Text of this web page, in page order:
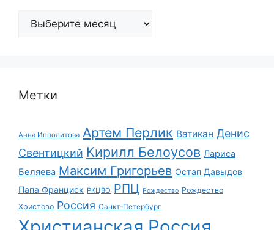
Архивы
Метки
Анна Ипполитова Артем Перлик Ватикан Денис
Свентицкий Кирилл Белоусов Лариса
Беляева Максим Григорьев Остап Давыдов
Папа Франциск РКЦВО РПЦ Рождество Рождество
Христово Россия Санкт-Петербург